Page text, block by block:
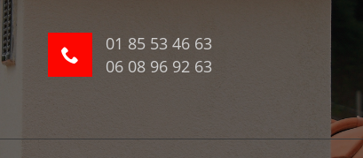
01 85 53 46 63
06 08 96 92 63